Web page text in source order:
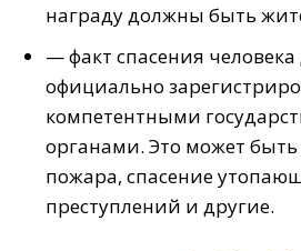
награду должны быть
— факт спасения
официально
компетентными
органами. Это может
пожара, спасение
преступлений и другие.